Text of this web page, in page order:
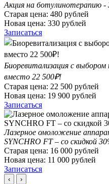
Акция на ботулинотерапию -
Старая цена: 480 рублей
Новая цена: 330 рублей
Записаться
Биоревитализация с выбором
вместо 22 500₽!
Старая цена: 22 500 рублей
Новая цена: 19 900 рублей
Записаться
Лазерное омоложение
SYNCHRO FT – со скидкой
Старая цена: 16 000 рублей
Новая цена: 11 000 рублей
Записаться
‹ ›